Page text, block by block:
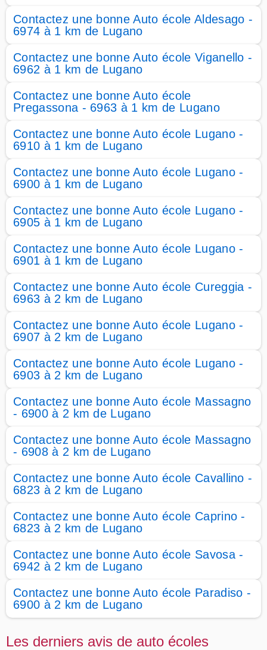
Contactez une bonne Auto école Aldesago -
6974 à 1 km de Lugano
Contactez une bonne Auto école Viganello -
6962 à 1 km de Lugano
Contactez une bonne Auto école
Pregassona - 6963 à 1 km de Lugano
Contactez une bonne Auto école Lugano -
6910 à 1 km de Lugano
Contactez une bonne Auto école Lugano -
6900 à 1 km de Lugano
Contactez une bonne Auto école Lugano -
6905 à 1 km de Lugano
Contactez une bonne Auto école Lugano -
6901 à 1 km de Lugano
Contactez une bonne Auto école Cureggia -
6963 à 2 km de Lugano
Contactez une bonne Auto école Lugano -
6907 à 2 km de Lugano
Contactez une bonne Auto école Lugano -
6903 à 2 km de Lugano
Contactez une bonne Auto école Massagno
- 6900 à 2 km de Lugano
Contactez une bonne Auto école Massagno
- 6908 à 2 km de Lugano
Contactez une bonne Auto école Cavallino -
6823 à 2 km de Lugano
Contactez une bonne Auto école Caprino -
6823 à 2 km de Lugano
Contactez une bonne Auto école Savosa -
6942 à 2 km de Lugano
Contactez une bonne Auto école Paradiso -
6900 à 2 km de Lugano
Les derniers avis de auto écoles